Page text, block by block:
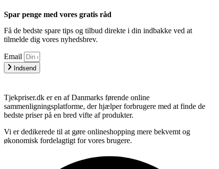
Spar penge med vores gratis råd
Få de bedste spare tips og tilbud direkte i din indbakke ved at
tilmelde dig vores nyhedsbrev.
Email
Indsend
Tjekpriser.dk er en af Danmarks førende online
sammenligningsplatforme, der hjælper forbrugere med at finde de
bedste priser på en bred vifte af produkter.
Vi er dedikerede til at gøre onlineshopping mere bekvemt og
økonomisk fordelagtigt for vores brugere.